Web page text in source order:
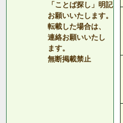
「ことば探し」明記
お願いいたします。
転載した場合は、
連絡お願いいたし
ます。
無断掲載禁止